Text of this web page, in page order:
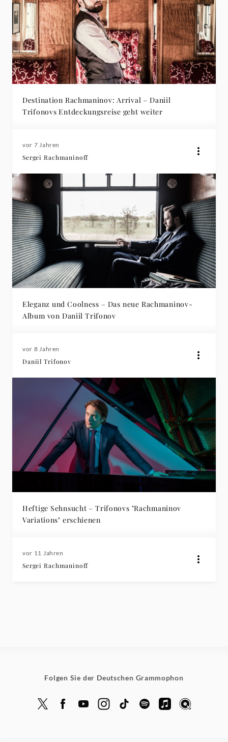
Destination Rachmaninov: Arrival – Daniil
Trifonovs Entdeckungsreise geht weiter
vor 7 Jahren
Sergei Rachmaninoff
Eleganz und Coolness – Das neue Rachmaninov-
Album von Daniil Trifonov
vor 8 Jahren
Daniil Trifonov
Heftige Sehnsucht – Trifonovs "Rachmaninov
Variations" erschienen
vor 11 Jahren
Sergei Rachmaninoff
Folgen Sie der Deutschen Grammophon